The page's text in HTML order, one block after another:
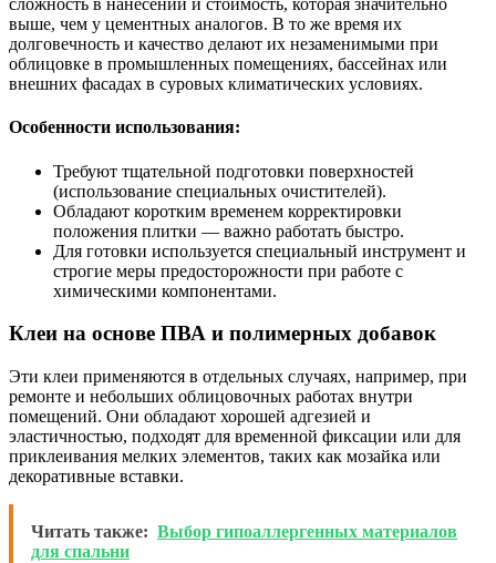
сложность в нанесении и стоимость, которая значительно
выше, чем у цементных аналогов. В то же время их
долговечность и качество делают их незаменимыми при
облицовке в промышленных помещениях, бассейнах или
внешних фасадах в суровых климатических условиях.
Особенности использования:
Требуют тщательной подготовки поверхностей
(использование специальных очистителей).
Обладают коротким временем корректировки
положения плитки — важно работать быстро.
Для готовки используется специальный инструмент и
строгие меры предосторожности при работе с
химическими компонентами.
Клеи на основе ПВА и полимерных добавок
Эти клеи применяются в отдельных случаях, например, при
ремонте и небольших облицовочных работах внутри
помещений. Они обладают хорошей адгезией и
эластичностью, подходят для временной фиксации или для
приклеивания мелких элементов, таких как мозайка или
декоративные вставки.
Читать также: Выбор гипоаллергенных материалов
для спальни